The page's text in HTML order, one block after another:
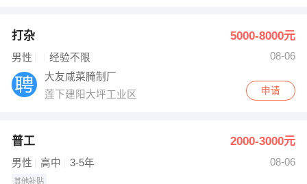
打杂 5000-8000元
男性 经验不限
08-06
大友咸菜腌制厂
莲下建阳大坪工业区
申请
普工 2000-3000元
男性 高中 3-5年 08-06
其他补贴